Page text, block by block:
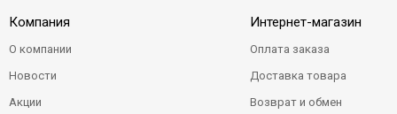
Компания
О компании
Новости
Акции
Интернет-магазин
Оплата заказа
Доставка товара
Возврат и обмен